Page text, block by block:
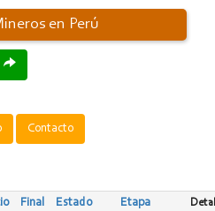
en Perú
Contacto
Final Estado Etapa